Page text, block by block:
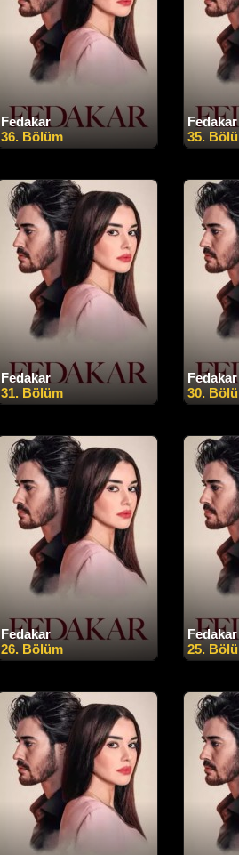
Fedakar
36. Bölüm
Fedakar
35.
Fedakar
31. Bölüm
Fedakar
30.
Fedakar
26. Bölüm
Fedakar
25.